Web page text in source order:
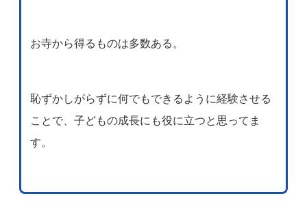
お寺から得るものは多数ある。
恥ずかしがらずに何でもできるように経験させる
ことで、子どもの成長にも役に立つと思ってま
す。